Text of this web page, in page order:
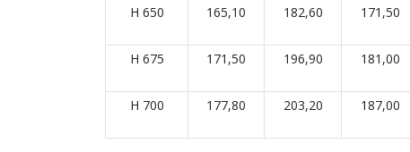
H 650 165,10 182,60 171,50
H 675 171,50 196,90 181,00
H 700 177,80 203,20 187,00